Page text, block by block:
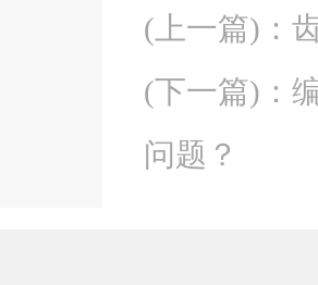
(上一篇) ：
(下一篇) ：
问题？